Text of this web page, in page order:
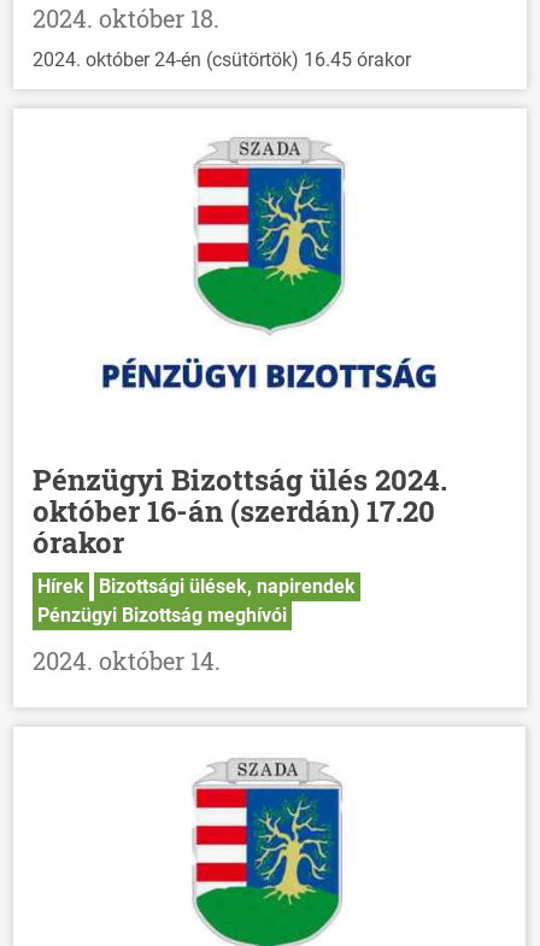
2024. október 18.
2024. október 24-én (csütörtök) 16.45 órakor
Pénzügyi Bizottság ülés 2024.
október 16-án (szerdán) 17.20
órakor
Hírek
Bizottsági ülések, napirendek
Pénzügyi Bizottság meghívói
2024. október 14.